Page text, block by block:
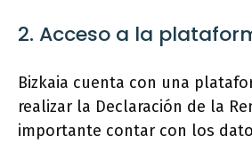
2. Acceso a la
Bizkaia cuenta con una
realizar la Declaración de la
importante contar con los